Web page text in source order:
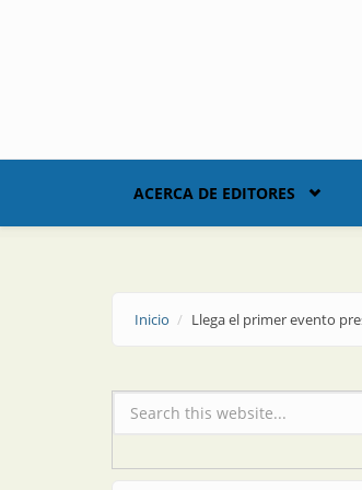
ACERCA DE EDITORES
Inicio Llega el primer evento
Formulario de búsqueda